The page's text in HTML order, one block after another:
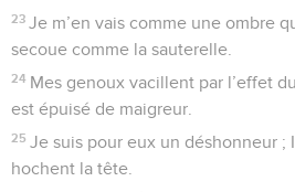
23 Je m’en vais comme une ombre
secoue comme la sauterelle.
24 Mes genoux vacillent par l’effet
est épuisé de maigreur.
25 Je suis pour eux un déshonneur ;
hochent la tête.